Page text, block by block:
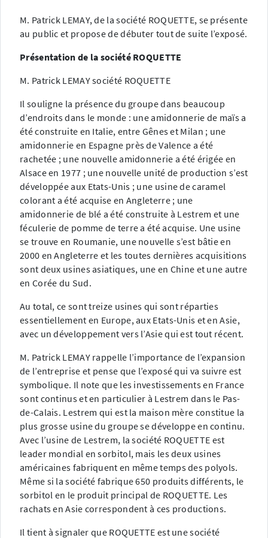
M. Patrick LEMAY, de la société ROQUETTE, se présente
au public et propose de débuter tout de suite l’exposé.
Présentation de la société ROQUETTE
M. Patrick LEMAY société ROQUETTE
Il souligne la présence du groupe dans beaucoup
d’endroits dans le monde : une amidonnerie de maïs a
été construite en Italie, entre Gênes et Milan ; une
amidonnerie en Espagne près de Valence a été
rachetée ; une nouvelle amidonnerie a été érigée en
Alsace en 1977 ; une nouvelle unité de production s’est
développée aux Etats-Unis ; une usine de caramel
colorant a été acquise en Angleterre ; une
amidonnerie de blé a été construite à Lestrem et une
féculerie de pomme de terre a été acquise. Une usine
se trouve en Roumanie, une nouvelle s’est bâtie en
2000 en Angleterre et les toutes dernières acquisitions
sont deux usines asiatiques, une en Chine et une autre
en Corée du Sud.
Au total, ce sont treize usines qui sont réparties
essentiellement en Europe, aux Etats-Unis et en Asie,
avec un développement vers l’Asie qui est tout récent.
M. Patrick LEMAY rappelle l’importance de l’expansion
de l’entreprise et pense que l’exposé qui va suivre est
symbolique. Il note que les investissements en France
sont continus et en particulier à Lestrem dans le Pas-
de-Calais. Lestrem qui est la maison mère constitue la
plus grosse usine du groupe se développe en continu.
Avec l’usine de Lestrem, la société ROQUETTE est
leader mondial en sorbitol, mais les deux usines
américaines fabriquent en même temps des polyols.
Même si la société fabrique 650 produits différents, le
sorbitol en le produit principal de ROQUETTE. Les
rachats en Asie correspondent à ces productions.
Il tient à signaler que ROQUETTE est une société